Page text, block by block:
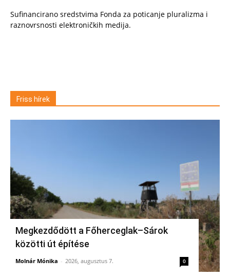
Sufinancirano sredstvima Fonda za poticanje pluralizma i
raznovrsnosti elektroničkih medija.
Friss hírek
Megkezdődött a Főherceglak–Sárok
közötti út építése
Molnár Mónika - 2026, augusztus 7. 0